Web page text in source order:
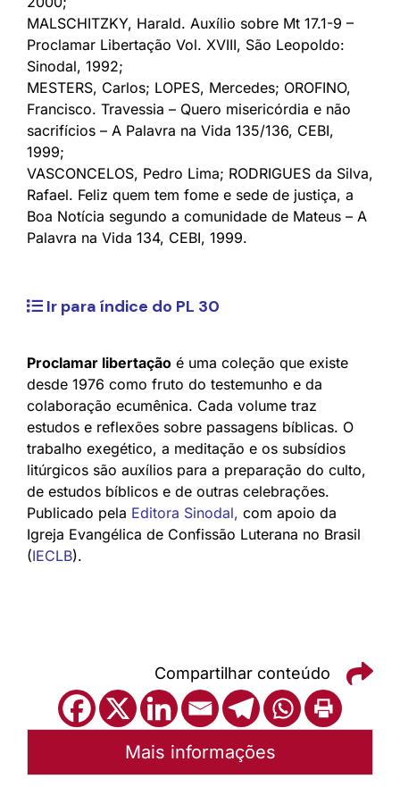
MALSCHITZKY, Harald. Auxílio sobre Mt 17.1-9 –
Proclamar Libertação Vol. XVIII, São Leopoldo:
Sinodal, 1992;
MESTERS, Carlos; LOPES, Mercedes; OROFINO,
Francisco. Travessia – Quero misericórdia e não
sacrifícios – A Palavra na Vida 135/136, CEBI,
1999;
VASCONCELOS, Pedro Lima; RODRIGUES da Silva,
Rafael. Feliz quem tem fome e sede de justiça, a
Boa Notícia segundo a comunidade de Mateus – A
Palavra na Vida 134, CEBI, 1999.
Ir para índice do PL 30
Proclamar libertação é uma coleção que existe
desde 1976 como fruto do testemunho e da
colaboração ecumênica. Cada volume traz
estudos e reflexões sobre passagens bíblicas. O
trabalho exegético, a meditação e os subsídios
litúrgicos são auxílios para a preparação do culto,
de estudos bíblicos e de outras celebrações.
Publicado pela Editora Sinodal, com apoio da
Igreja Evangélica de Confissão Luterana no Brasil
(IECLB).
Compartilhar conteúdo
Mais informações